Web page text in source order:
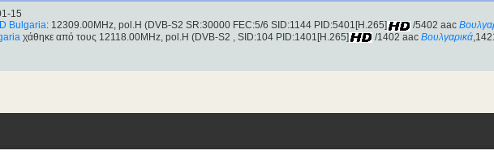
15
Bulgaria: 12309.00MHz, pol.H (DVB-S2 SR:30000 FEC:5/6 SID:1144 PID:5401[H.265] /5402 aac
χάθηκε από τους 12118.00MHz, pol.H (DVB-S2 , SID:104 PID:1401[H.265] /1402 aac Βουλγαρικά